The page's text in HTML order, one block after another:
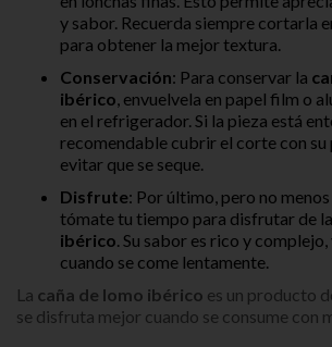
y sabor. Recuerda siempre cortarla
para obtener la mejor textura.
Conservación: Para conservar la
ibérico , envuelvela en papel film o
en el refrigerador. Si la pieza está
recomendable cubrir el corte con su
evitar que se seque.
Disfrute: Por último, pero no
tómate tu tiempo para disfrutar de la
ibérico . Su sabor es rico y
cuando se come lentamente.
La caña de lomo ibérico es un producto
se disfruta mejor cuando se consume con